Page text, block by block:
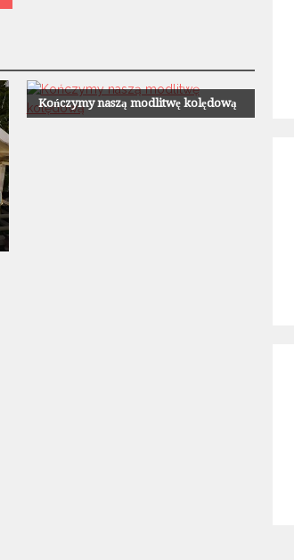
Z Życia Parafii
Kończymy naszą modlitwę kolędową